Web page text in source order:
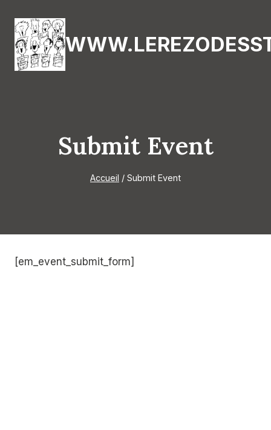
contenu
Submit Event
Accueil / Submit Event
[em_event_submit_form]